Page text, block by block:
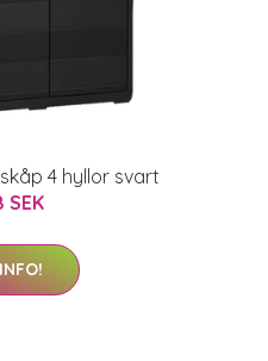
4 hyllor svart
SEK